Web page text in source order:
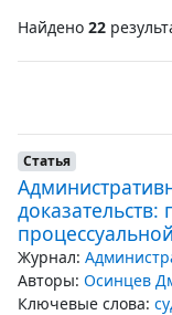
Найдено 22
Статья
Журнал:
Авторы: Осинцев
Ключевые слова: